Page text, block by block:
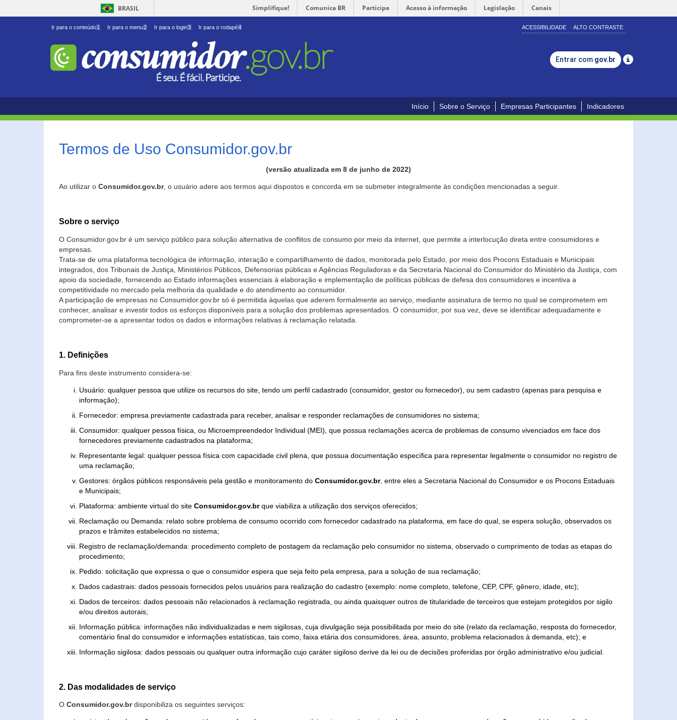
BRASIL Simplifique! Comunica BR Participe Acesso à informação Legislação Canais
Ir para o conteúdo1 Ir para o menu2 Ir para o login3 Ir para o rodapé4 ACESSIBILIDADE ALTO CONTRASTE
Entrar com gov.br
Início Sobre o Serviço Empresas Participantes Indicadores
Termos de Uso Consumidor.gov.br
(versão atualizada em 8 de junho de 2022)
Ao utilizar o Consumidor.gov.br, o usuário adere aos termos aqui dispostos e concorda em se submeter integralmente às condições mencionadas a seguir.
Sobre o serviço
O Consumidor.gov.br é um serviço público para solução alternativa de conflitos de consumo por meio da internet, que permite a interlocução direta entre consumidores e
empresas.
Trata-se de uma plataforma tecnológica de informação, interação e compartilhamento de dados, monitorada pelo Estado, por meio dos Procons Estaduais e Municipais
integrados, dos Tribunais de Justiça, Ministérios Públicos, Defensorias públicas e Agências Reguladoras e da Secretaria Nacional do Consumidor do Ministério da Justiça, com
apoio da sociedade, fornecendo ao Estado informações essenciais à elaboração e implementação de políticas públicas de defesa dos consumidores e incentiva a
competitividade no mercado pela melhoria da qualidade e do atendimento ao consumidor.
A participação de empresas no Consumidor.gov.br só é permitida àquelas que aderem formalmente ao serviço, mediante assinatura de termo no qual se comprometem em
conhecer, analisar e investir todos os esforços disponíveis para a solução dos problemas apresentados. O consumidor, por sua vez, deve se identificar adequadamente e
comprometer-se a apresentar todos os dados e informações relativas à reclamação relatada.
1. Definições
Para fins deste instrumento considera-se:
Usuário: qualquer pessoa que utilize os recursos do site, tendo um perfil cadastrado (consumidor, gestor ou fornecedor), ou sem cadastro (apenas para pesquisa e
informação);
Fornecedor: empresa previamente cadastrada para receber, analisar e responder reclamações de consumidores no sistema;
Consumidor: qualquer pessoa física, ou Microempreendedor Individual (MEI), que possua reclamações acerca de problemas de consumo vivenciados em face dos
fornecedores previamente cadastrados na plataforma;
Representante legal: qualquer pessoa física com capacidade civil plena, que possua documentação específica para representar legalmente o consumidor no registro de
uma reclamação;
Gestores: órgãos públicos responsáveis pela gestão e monitoramento do Consumidor.gov.br, entre eles a Secretaria Nacional do Consumidor e os Procons Estaduais
e Municipais;
Plataforma: ambiente virtual do site Consumidor.gov.brque viabiliza a utilização dos serviços oferecidos;
Reclamação ou Demanda: relato sobre problema de consumo ocorrido com fornecedor cadastrado na plataforma, em face do qual, se espera solução, observados os
prazos e trâmites estabelecidos no sistema;
Registro de reclamação/demanda: procedimento completo de postagem da reclamação pelo consumidor no sistema, observado o cumprimento de todas as etapas do
procedimento;
Pedido: solicitação que expressa o que o consumidor espera que seja feito pela empresa, para a solução de sua reclamação;
Dados cadastrais: dados pessoais fornecidos pelos usuários para realização do cadastro (exemplo: nome completo, telefone, CEP, CPF, gênero, idade, etc);
Dados de terceiros: dados pessoais não relacionados à reclamação registrada, ou ainda quaisquer outros de titularidade de terceiros que estejam protegidos por sigilo
e/ou direitos autorais;
Informação pública: informações não individualizadas e nem sigilosas, cuja divulgação seja possibilitada por meio do site (relato da reclamação, resposta do fornecedor,
comentário final do consumidor e informações estatísticas, tais como, faixa etária dos consumidores, área, assunto, problema relacionados à demanda, etc); e
Informação sigilosa: dados pessoais ou qualquer outra informação cujo caráter sigiloso derive da lei ou de decisões proferidas por órgão administrativo e/ou judicial.
2. Das modalidades de serviço
O Consumidor.gov.brdisponibiliza os seguintes serviços: